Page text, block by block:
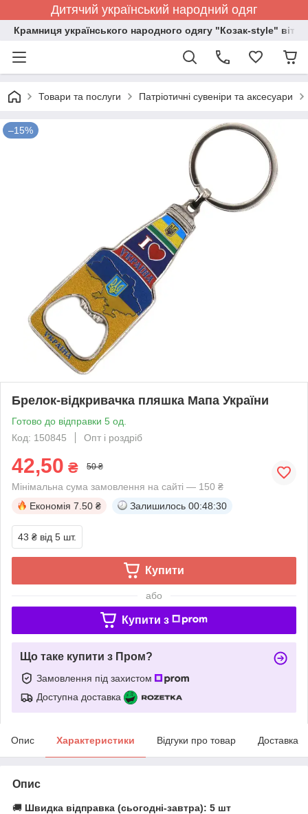
Дитячий український народний одяг
Крамниця українського народного одягу "Козак-style"
Товари та послуги Патріотичні сувеніри та аксесуари
–15%
Брелок-відкривачка пляшка Мапа України
Готово до відправки 5 од.
Код: 150845
Опт і роздріб
42,50 ₴ 50 ₴
Мінімальна сума замовлення на сайті — 150 ₴
Економія 7.50 ₴ Залишилось 00:48:30
43 ₴ від 5 шт.
Купити
або
Купити з
Що таке купити з Пром?
Замовлення під захистом
Доступна доставка
Опис Характеристики Відгуки про товар Доставка
Опис
🚚 Швидка відправка (сьогодні-завтра): 5 шт